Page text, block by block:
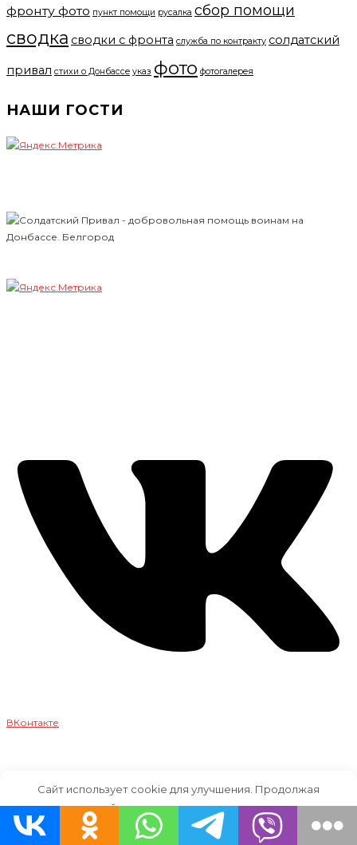
фронту фото пункт помощи русалка сбор помощи
сводка сводки с фронта служба по контракту солдатский
привал стихи о Донбассе указ фото фотогалерея
НАШИ ГОСТИ
ВКонтакте
Сайт использует cookie для улучшения. Продолжая
пользоваться сайтом, вы соглашаетесь на использование
файлов cookie.
принимаю